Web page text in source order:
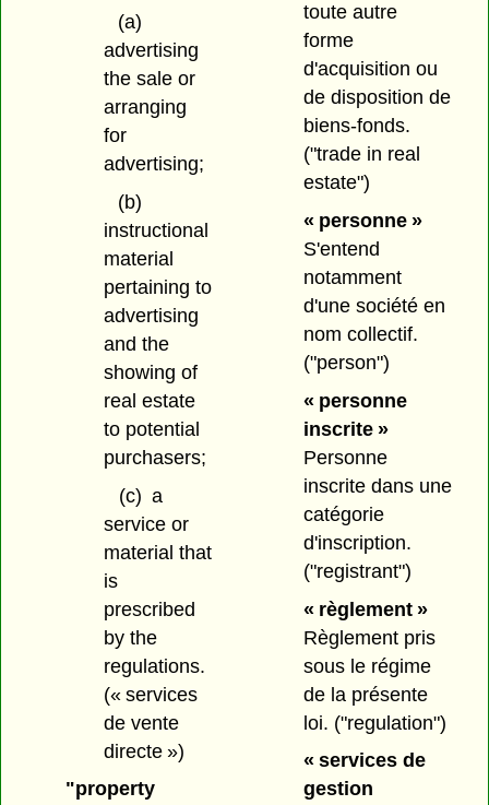
(a)
advertising
the sale or
arranging
for
advertising;
(b)
instructional
material
pertaining to
advertising
and the
showing of
real estate
to potential
purchasers;
(c) a
service or
material that
is
prescribed
by the
regulations.
(« services
de vente
directe »)
"property
toute autre
forme
d'acquisition ou
de disposition de
biens-fonds.
("trade in real
estate")
« personne »
S'entend
notamment
d'une société en
nom collectif.
("person")
« personne
inscrite »
Personne
inscrite dans une
catégorie
d'inscription.
("registrant")
« règlement »
Règlement pris
sous le régime
de la présente
loi. ("regulation")
« services de
gestion